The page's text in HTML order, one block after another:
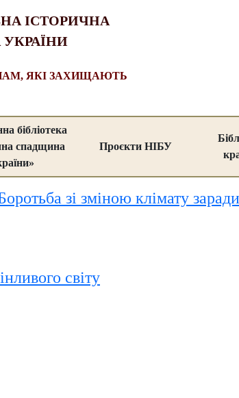
ІСТОРИЧНА
УКРАЇНИ
ЯКІ ЗАХИЩАЮТЬ
бібліотека
спадщина
Проєкти НІБУ
зі зміною клімату
світу